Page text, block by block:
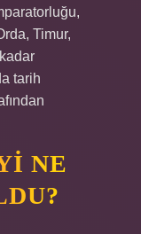
Timur,
tarih
NE